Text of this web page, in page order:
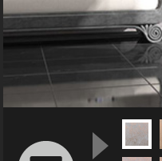
грунтовки
колеры и добавки
декор. инструмент
трафареты для декора